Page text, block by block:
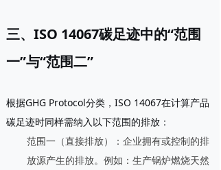
三、ISO 14067碳足迹中的“范围
一”与“范围二”
根据GHG Protocol分类，ISO 14067在计算产品
碳足迹时同样需纳入以下范围的排放：
范围一（直接排放）
：企业拥有或控制的排
放源产生的排放。例如：生产锅炉燃烧天然